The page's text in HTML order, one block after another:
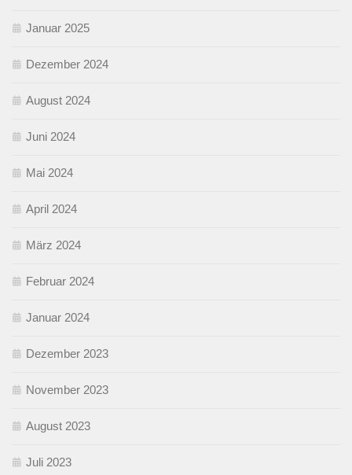
Januar 2025
Dezember 2024
August 2024
Juni 2024
Mai 2024
April 2024
März 2024
Februar 2024
Januar 2024
Dezember 2023
November 2023
August 2023
Juli 2023